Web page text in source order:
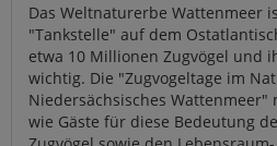
Das Weltnaturerbe Wattenmeer
"Tankstelle" auf dem
etwa 10 Millionen Zugvögel und
wichtig. Die "Zugvogeltage im
Niedersächsisches Wattenmeer"
wie Gäste für diese Bedeutung